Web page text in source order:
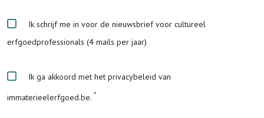
Ik schrijf me in voor de nieuwsbrief voor cultureel
erfgoedprofessionals (4 mails per jaar)
Ik ga akkoord met het privacybeleid van
immaterieelerfgoed.be.